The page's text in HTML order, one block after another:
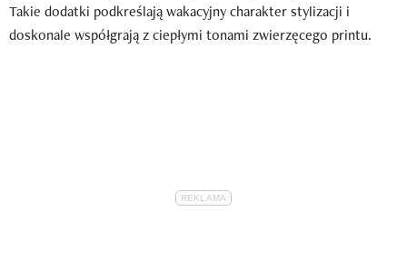
Takie dodatki podkreślają wakacyjny charakter stylizacji i
doskonale współgrają z ciepłymi tonami zwierzęcego printu.